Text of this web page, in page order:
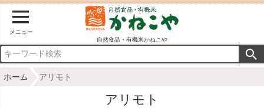
メニュー
自然食品・有機米かねこや
ホーム アリモト
アリモト